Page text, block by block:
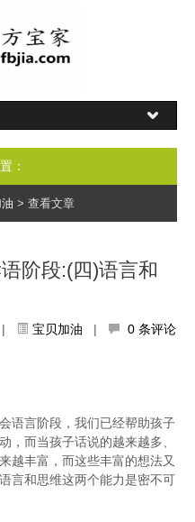
：
> 查看文章
阶段:(四)语言和
| 宝贝加油 |
0 条评论
语言阶段，我们已经帮助孩子
，而当孩子话说的越来越多、
越丰富，而这些丰富的想法又
言和思维这两个能力是密不可